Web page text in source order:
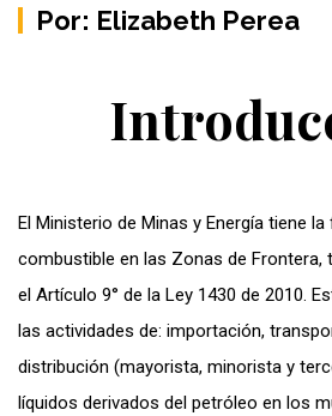
Por: Elizabeth Perea
El Ministerio de Minas y Energía tiene
combustible en las Zonas de Frontera,
el Artículo 9° de la Ley 1430 de 2010.
las actividades de: importación,
distribución (mayorista, minorista y
líquidos derivados del petróleo en los